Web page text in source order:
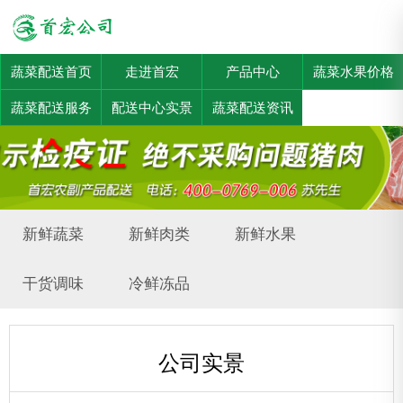
蔬菜配送首页 走进首宏 产品中心 蔬菜水果价格
蔬菜配送服务 配送中心实景 蔬菜配送资讯
新鲜蔬菜 新鲜肉类 新鲜水果
干货调味 冷鲜冻品
公司实景